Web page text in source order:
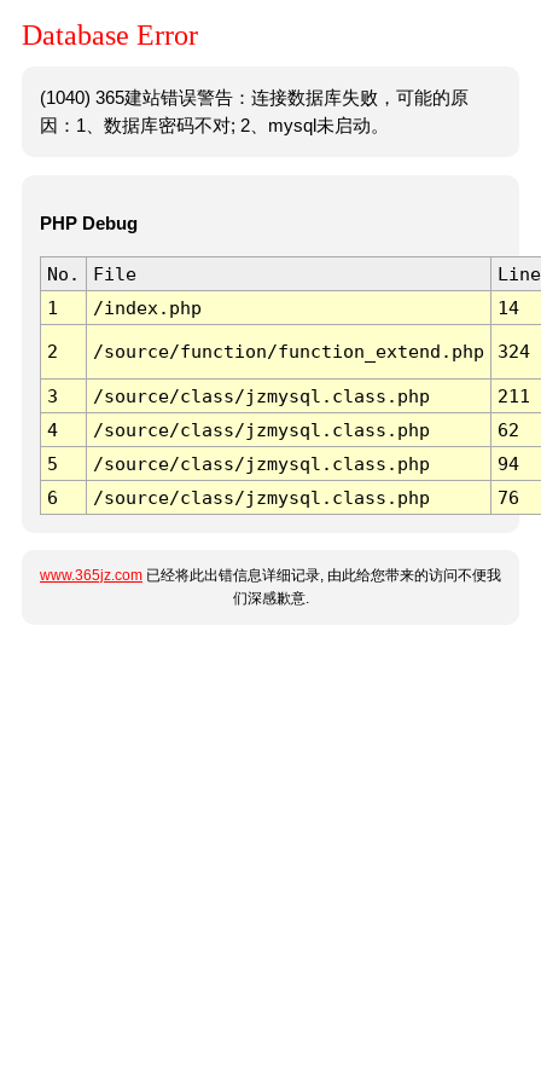
Database Error
(1040) 365建站错误警告：连接数据库失败，可能的原
因：1、数据库密码不对; 2、mysql未启动。
PHP Debug
No. File
Line
1
/index.php 14
2 /source/function/function_extend.php 324
3 /source/class/jzmysql.class.php
211
4
/source/class/jzmysql.class.php
62
5
/source/class/jzmysql.class.php
94
6
/source/class/jzmysql.class.php 76
www.365jz.com 已经将此出错信息详细记录, 由此给您带来的访问不便我
们深感歉意.